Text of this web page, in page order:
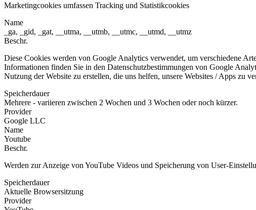
Marketingcookies umfassen Tracking und Statistikcookies
Name
_ga, _gid, _gat, __utma, __utmb, __utmc, __utmd, __utmz
Beschr.
Diese Cookies werden von Google Analytics verwendet, um verschiedene
Informationen finden Sie in den Datenschutzbestimmungen von Google
Nutzung der Website zu erstellen, die uns helfen, unsere Websites / Apps zu
Speicherdauer
Mehrere - variieren zwischen 2 Wochen und 3 Wochen oder noch kürzer.
Provider
Google LLC
Name
Youtube
Beschr.
Werden zur Anzeige von YouTube Videos und Speicherung von User-
Speicherdauer
Aktuelle Browsersitzung
Provider